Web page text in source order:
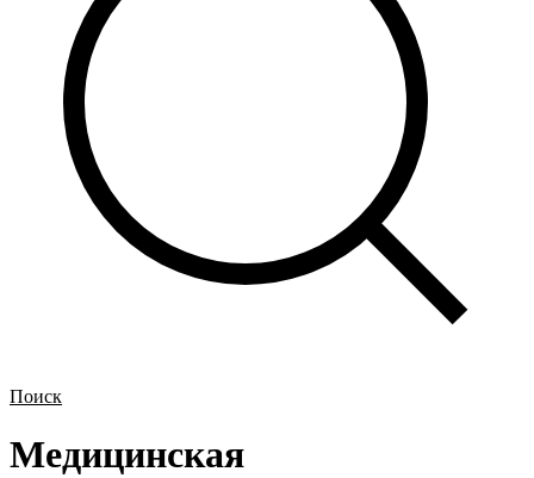
Поиск
Медицинская